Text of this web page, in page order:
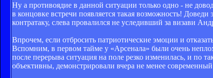
Ну а противоядие в данной ситуации только одно - не
в концовке встречи появляется такая возможность!
контратаку, слева провалился не уследивший за визави
Впрочем, если отбросить патриотические эмоции и
Вспомним, в первом тайме у «Арсенала» были очень
после перерыва ситуация на поле резко изменилась, и по
объективны, демонстрировали вчера не менее